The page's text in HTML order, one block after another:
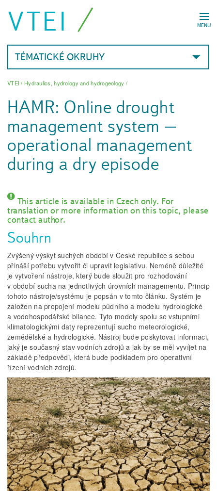
MENU
VTEI
TÉMATICKÉ OKRUHY
VTEI/ Hydraulics, hydrology and hydrogeology /
HAMR: Online drought
management system –
operational management
during a dry episode
This article is available in Czech only. For
translation or more information on this topic, please
contact author.
Souhrn
Zvýšený výskyt suchých období v České republice s sebou
přináší potřebu vytvořit či upravit legislativu. Neméně důležité
je vytvoření nástroje, který bude sloužit pro rozhodování
v období sucha na jednotlivých úrovních managementu. Princip
tohoto nástroje/systému je popsán v tomto článku. Systém je
založen na propojení modelu půdního a modelu hydrologické
a vodohospodářské bilance. Tyto modely spolu se vstupními
klimatologickými daty reprezentují sucho meteorologické,
zemědělské a hydrologické. Nástroj bude poskytovat informaci,
jaký je současný stav vodních zdrojů a jak by se měl vyvíjet na
základě předpovědi, která bude podkladem pro operativní
řízení vodních zdrojů.